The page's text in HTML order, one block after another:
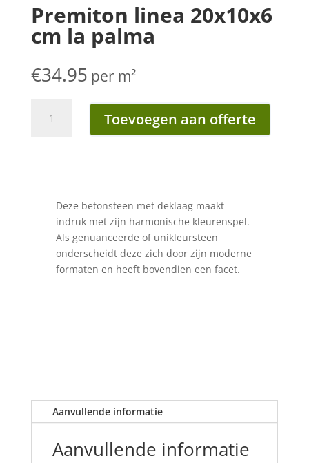
Premiton linea 20x10x6
cm la palma
€34.95 per m²
linea
aantal
Toevoegen aan offerte
Deze betonsteen met deklaag maakt
indruk met zijn harmonische kleurenspel.
Als genuanceerde of unikleursteen
onderscheidt deze zich door zijn moderne
formaten en heeft bovendien een facet.
Aanvullende informatie
Aanvullende informatie